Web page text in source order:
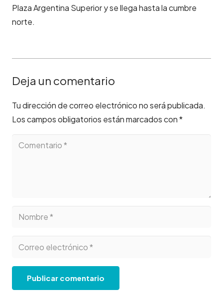
Plaza Argentina Superior y se llega hasta la cumbre
norte.
Deja un comentario
Tu dirección de correo electrónico no será publicada.
Los campos obligatorios están marcados con*
Publicar comentario